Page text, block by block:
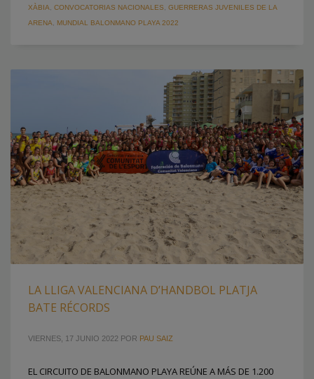
XÀBIA
CONVOCATORIAS NACIONALES
GUERRERAS JUVENILES DE LA
ARENA
MUNDIAL BALONMANO PLAYA 2022
LA LLIGA VALENCIANA D’HANDBOL PLATJA
BATE RÉCORDS
VIERNES, 17 JUNIO 2022 POR PAU SAIZ
EL CIRCUITO DE BALONMANO PLAYA REÚNE A MÁS DE 1.200